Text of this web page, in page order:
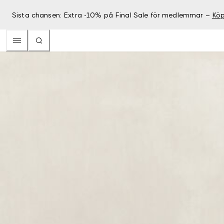
Sista chansen: Extra -10% på Final Sale för medlemmar –